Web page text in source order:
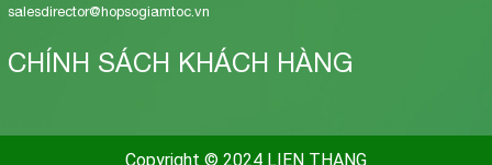
salesdirector@hopsogiamtoc.vn
CHÍNH SÁCH KHÁCH HÀNG
Copyright © 2024 LIEN THANG